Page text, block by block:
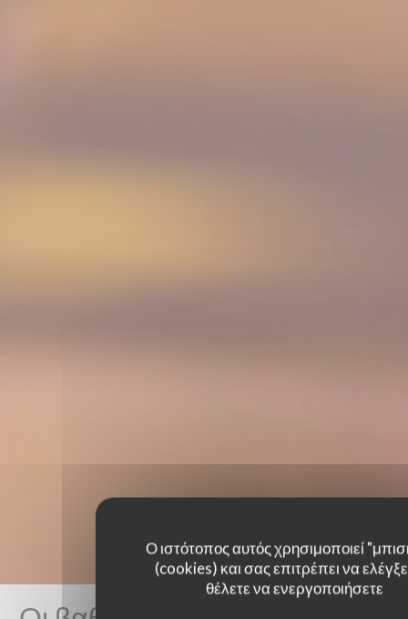
Ο ιστότοπος αυτός χρησιμοποιεί
(cookies) και σας επιτρέπει να
θέλετε να ενεργοποιήσετε